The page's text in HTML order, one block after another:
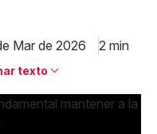
Mar de 2026 2 min
texto